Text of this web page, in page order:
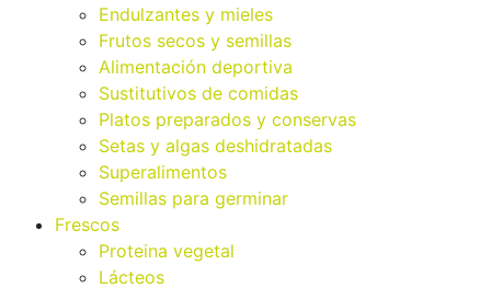
Endulzantes y mieles
Frutos secos y semillas
Alimentación deportiva
Sustitutivos de comidas
Platos preparados y conservas
Setas y algas deshidratadas
Superalimentos
Semillas para germinar
Frescos
Proteina vegetal
Lácteos